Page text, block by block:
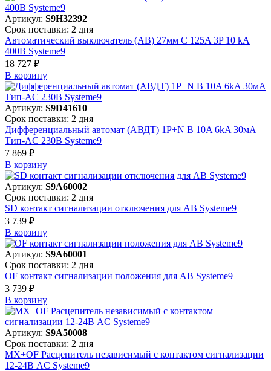
Артикул: S9H32392
Срок поставки: 2 дня
Автоматический выключатель (АВ) 27мм C 125A 3P 10 kA
400В Systeme9
18 727 ₽
В корзинy
Артикул: S9D41610
Срок поставки: 2 дня
Дифференциальный автомат (АВДТ) 1P+N B 10A 6kA 30мА
Тип-AC 230В Systeme9
7 869 ₽
В корзинy
Артикул: S9A60002
Срок поставки: 2 дня
SD контакт сигнализации отключения для АВ Systeme9
3 739 ₽
В корзинy
Артикул: S9A60001
Срок поставки: 2 дня
OF контакт сигнализации положения для АВ Systeme9
3 739 ₽
В корзинy
Артикул: S9A50008
Срок поставки: 2 дня
MX+OF Расцепитель независимый с контактом сигнализации
12-24В AC Systeme9